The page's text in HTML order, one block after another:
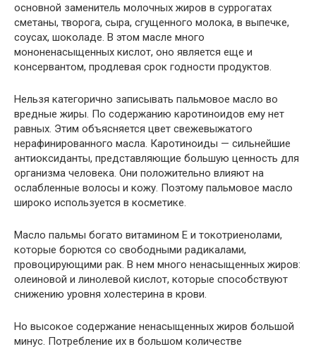
основной заменитель молочных жиров в суррогатах
сметаны, творога, сыра, сгущенного молока, в выпечке,
соусах, шоколаде. В этом масле много
мононенасыщенных кислот, оно является еще и
консервантом, продлевая срок годности продуктов.
Нельзя категорично записывать пальмовое масло во
вредные жиры. По содержанию каротиноидов ему нет
равных. Этим объясняется цвет свежевыжатого
нерафинированного масла. Каротиноиды — сильнейшие
антиоксиданты, представляющие большую ценность для
организма человека. Они положительно влияют на
ослабленные волосы и кожу. Поэтому пальмовое масло
широко используется в косметике.
Масло пальмы богато витамином Е и токотриенолами,
которые борются со свободными радикалами,
провоцирующими рак. В нем много ненасыщенных жиров:
олеиновой и линолевой кислот, которые способствуют
снижению уровня холестерина в крови.
Но высокое содержание ненасыщенных жиров большой
минус. Потребление их в большом количестве